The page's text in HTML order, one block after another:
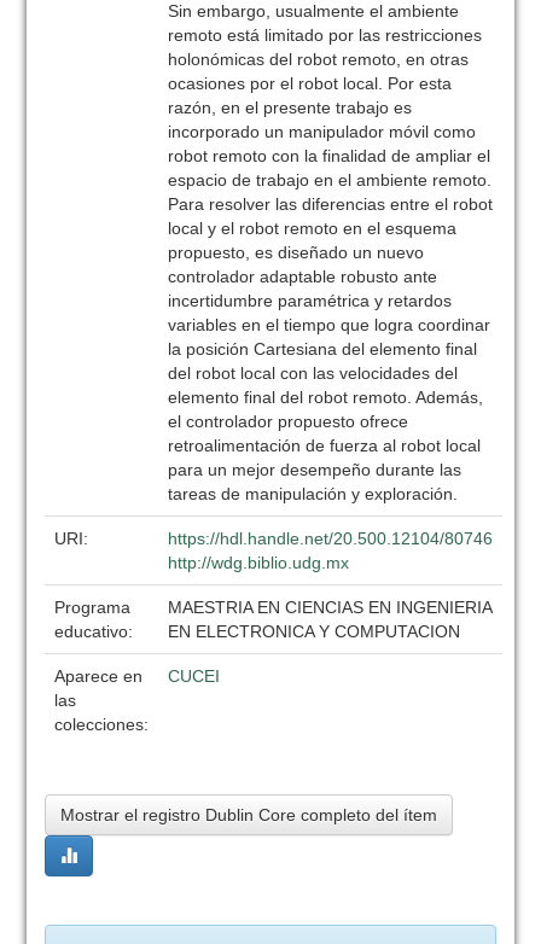
Sin embargo, usualmente el ambiente
remoto está limitado por las restricciones
holonómicas del robot remoto, en otras
ocasiones por el robot local. Por esta
razón, en el presente trabajo es
incorporado un manipulador móvil como
robot remoto con la finalidad de ampliar el
espacio de trabajo en el ambiente remoto.
Para resolver las diferencias entre el robot
local y el robot remoto en el esquema
propuesto, es diseñado un nuevo
controlador adaptable robusto ante
incertidumbre paramétrica y retardos
variables en el tiempo que logra coordinar
la posición Cartesiana del elemento final
del robot local con las velocidades del
elemento final del robot remoto. Además,
el controlador propuesto ofrece
retroalimentación de fuerza al robot local
para un mejor desempeño durante las
tareas de manipulación y exploración.
URI:
https://hdl.handle.net/20.500.12104/80746
http://wdg.biblio.udg.mx
Programa
educativo:
MAESTRIA EN CIENCIAS EN INGENIERIA
EN ELECTRONICA Y COMPUTACION
Aparece en
las
colecciones:
CUCEI
Mostrar el registro Dublin Core completo del ítem